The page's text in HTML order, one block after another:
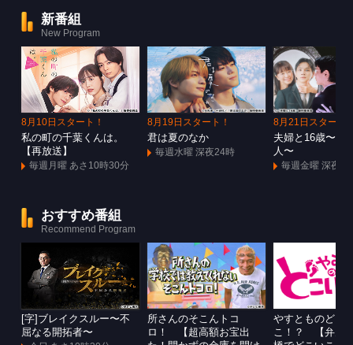
新番組
New Program
8月10日スタート！
私の町の千葉くんは。
【再放送】
毎週月曜 あさ10時30分
8月19日スタート！
君は夏のなか
毎週水曜 深夜24時
8月21日スタート
夫婦と16歳〜狂
人〜
毎週金曜 深夜1
おすすめ番組
Recommend Program
[字]ブレイクスルー〜不
屈なる開拓者〜
所さんのそこんトコ
ロ！ 【超高額お宝出
やすとものどこ
こ！？ 【弁天